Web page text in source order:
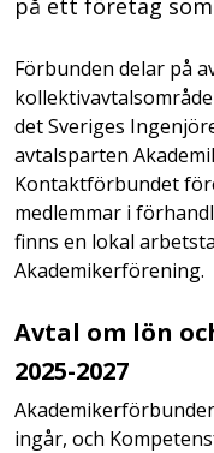
på ett företag
Förbunden delar på
det Sveriges
avtalsparten
Kontaktförbundet
medlemmar i
finns en lokal
Akademikerförening.
Avtal om lön
2025-2027
ingår, och